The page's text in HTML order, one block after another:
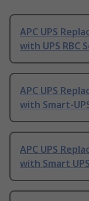
APC UPS
with UPS RBC
APC UPS
with Smart-
APC UPS
with Smart